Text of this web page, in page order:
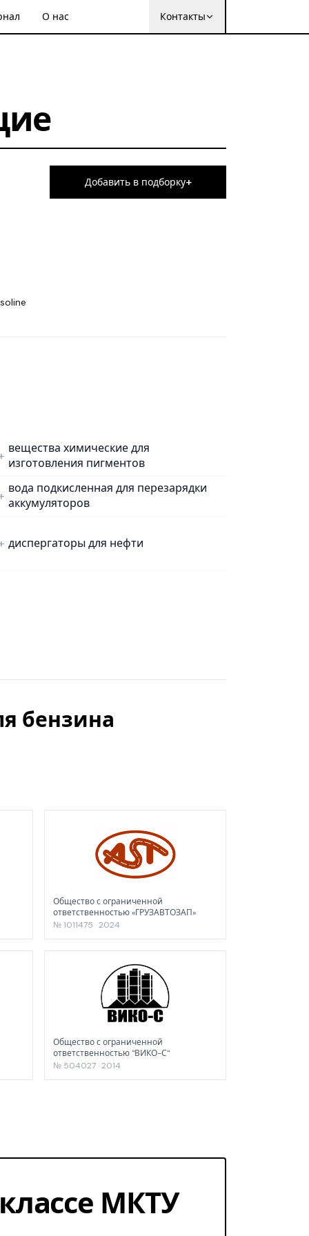
О нас Контакты
Добавить в подборку+
вещества химические для
изготовления пигментов
вода подкисленная для перезарядки
аккумуляторов
диспергаторы для нефти
бензина
Общество с ограниченной
ответственностью «ГРУЗАВТОЗАП»
№ 1011475 · 2024
Общество с ограниченной
ответственностью "ВИКО-С"
№ 504027 · 2014
МКТУ